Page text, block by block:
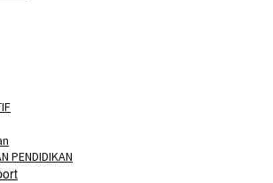
PENDIDIKAN